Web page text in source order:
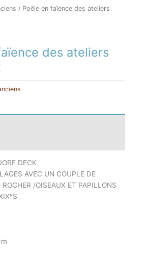
/ Poêle en faïence des ateliers
des ateliers
DECK
AVEC UN COUPLE DE
/OISEAUX ET PAPILLONS